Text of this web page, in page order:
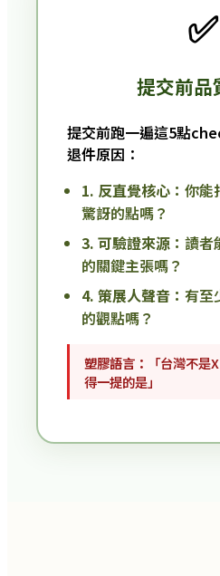
✅
提交前品
提交前跑一遍這5點
退件原因：
1. 反直覺核心： 你能
驚訝的點嗎？
3. 可驗證來源： 讀者
的關鍵主張嗎？
4. 策展人聲音： 有至
的觀點嗎？
塑膠語言：
「台灣不是
得一提的是」